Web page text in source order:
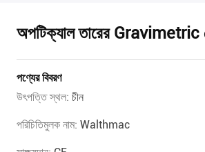
অপটিক্যাল তারের Gravimetric
পণ্যের বিবরণ
উৎপত্তি স্থল: চীন
পরিচিতিমুলক নাম: Walthmac